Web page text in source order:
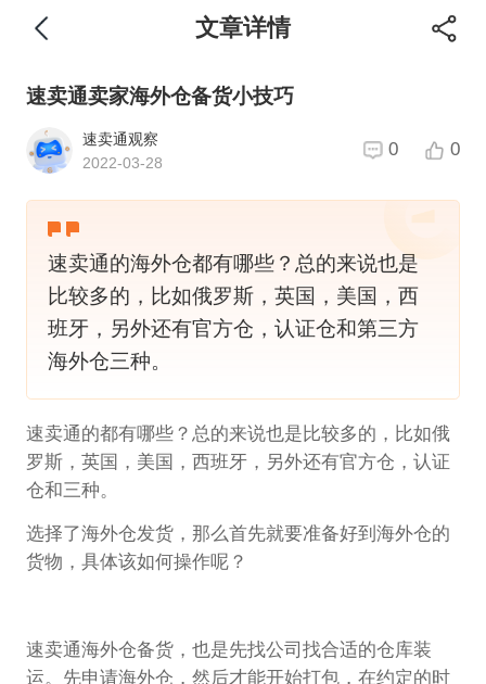
文章详情
速卖通卖家海外仓备货小技巧
速卖通观察
2022-03-28
0 0
速卖通的海外仓都有哪些？总的来说也是
比较多的，比如俄罗斯，英国，美国，西
班牙，另外还有官方仓，认证仓和第三方
海外仓三种。
速卖通的都有哪些？总的来说也是比较多的，比如俄
罗斯，英国，美国，西班牙，另外还有官方仓，认证
仓和三种。
选择了海外仓发货，那么首先就要准备好到海外仓的
货物，具体该如何操作呢？
速卖通海外仓备货，也是先找公司找合适的仓库装
运。先申请海外仓，然后才能开始打包，在约定的时